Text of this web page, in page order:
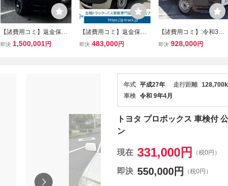
【諸費用コミ】返金保証
付:令和4年 トヨタ プロボ
即決 1,500,001円
【諸費用コミ】返金保証
付:平成26年 トヨタ プロ
即決 483,000円
【諸費用コミ】:令和3年
トヨタ プロボックスバン
即決 928,000円
年式 平成27年 走行距離
車検 令和 9年4月
トヨタ プロボックス 車検付
ン
現在 331,000円 （税0円）
即決 550,000円 （税0円）